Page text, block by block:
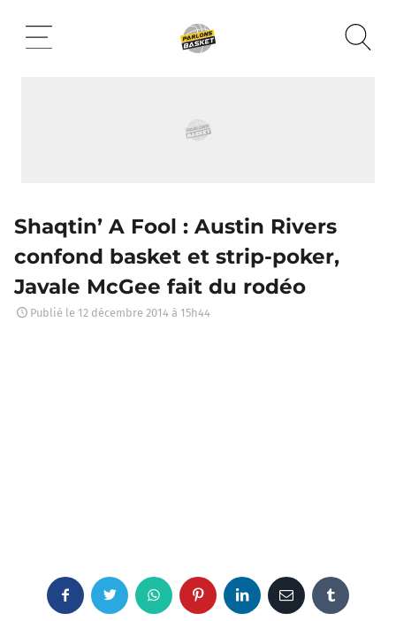
contenu
Shaqtin’ A Fool : Austin Rivers
confond basket et strip-poker,
Javale McGee fait du rodéo
Publié le 12 décembre 2014 à 15h44
W P E